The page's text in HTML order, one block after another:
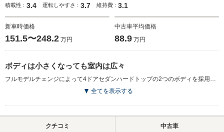
積載性 : 3.4 運転しやすさ : 3.7 維持費 : 3.1
新車時価格
151.5〜248.2 万円
中古車平均価格
88.9 万円
ボディは小さくなっても室内は広々
フルモデルチェンジによって4ドアセダンハードトップの2つのボディを採用した。バブル期の影響によって大型化されていたボディは5ナンバーサイズに戻し、ダウンサイジングを図った。しかしFFの駆動方式とホイールベースの50mm延長によって生まれる室内スペースはさらに拡大されている。エンジンは1.8L、2Lの直4ガソリンと2.2Lのディーゼルターボの3種類。2Lのガソリンでは4WDが選べる。セダンのみ運転席エアバッグが標準装備され、一部グレードには4WSも設定される。(1994.7)
全てを表示する
クチコミ 中古車